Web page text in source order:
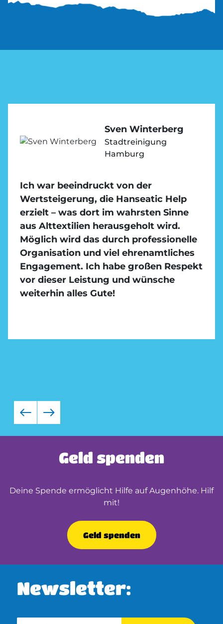
Sven Winterberg
Stadtreinigung
Hamburg
Ich war beeindruckt von der
Wertsteigerung, die Hanseatic Help
erzielt – was dort im wahrsten Sinne
aus Alttextilien herausgeholt wird.
Möglich wird das durch professionelle
Organisation und viel ehrenamtliches
Engagement. Ich habe großen Respekt
vor dieser Leistung und wünsche
weiterhin alles Gute!
Geld spenden
Deine Spende ermöglicht Hilfe auf Augenhöhe. Hilf
mit!
Geld spenden
Newsletter: